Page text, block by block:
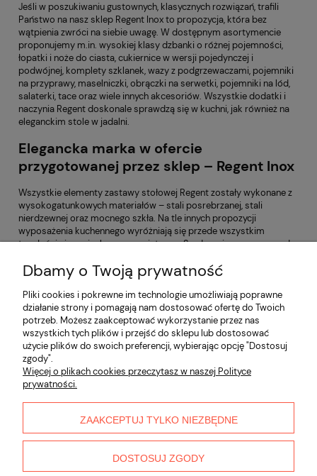
Jeśli w poszukiwaniu gustownych, klasycznych rozwiązań, trafili
Państwo na nasz sklep Regent Inox to propozycja, która bez
wątpienia zwróci na siebie uwagę. W dostępnym asortymencie
proponujemy m.in. wysokiej klasy dzbanki o różnej pojemności,
łopatki i noże do ciasta, cukiernice w wersji pojedynczej i
podwójnej, komplety szklanek, wazy z podgrzewaczami, pojemniki
na przyprawy, maselniczki, obrączki na serwetki, pojemniki na lód,
salaterki, tace oraz wiele innych akcesoriów. Wszystkie dodatki i
naczynia Regent doskonale sprawdzą się w kuchni, jak również na
eleganckim stole w jadalni.
Elegancka marka w ofercie
przygotowanej przez sklep – Regent Inox
Wszystkie elementy zastawy stołowej Regent zostały wykonane z
wysokogatunkowych materiałów – stali posrebrzanej, stali
nierdzewnej oraz mocnego szkła. Na tle innych propozycji
wyposażenia kuchennego wyróżniają się przede wszystkim
trwałością i oryginalnym wzornictwem. Serdecznie zapraszamy do
akcesoriów kuchennych Regent. Gwarantujemy jakość w zgodzie z
ceną, a także bezpieczne formy dostawy. Życzymy udanych
zakupów!
Informacje
Płatności i dostawa
O nas
Dbamy o Twoją prywatność
Pliki cookies i pokrewne im technologie umożliwiają poprawne
działanie strony i pomagają nam dostosować ofertę do Twoich
potrzeb. Możesz zaakceptować wykorzystanie przez nas
wszystkich tych plików i przejść do sklepu lub dostosować
użycie plików do swoich preferencji, wybierając opcję "Dostosuj
zgody".
Więcej o plikach cookies przeczytasz w naszej Polityce
prywatności.
ZAAKCEPTUJ TYLKO NIEZBĘDNE
DOSTOSUJ ZGODY